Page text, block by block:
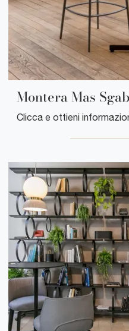
Montera Mas